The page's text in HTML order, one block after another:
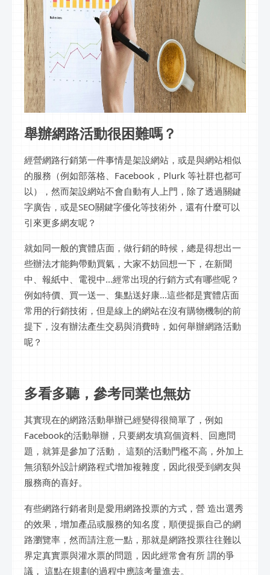
舉辦網路活動很困難嗎？
經營網路行銷第一件事情是架設網站，或是與網站相似
的服務（例如部落格、Facebook，Plurk 等社群也都可
以），然而架設網站不會自動有人上門，除了透過關鍵
字廣告，或是SEO關鍵字優化等技術外，還有什麼可以
引來更多網友呢？
就如同一般的實體店面，做行銷的時候，總是得想出一
些辦法才能夠帶動買氣，大家不妨回想一下，在新聞
中、報紙中、電視中...經常出現的行銷方式有哪些呢？
例如特價、買一送一、集點送好康...這些都是實體店面
常用的行銷技術，但是線上的網站在沒有購物機制的前
提下，沒有辦法產生交易與消費時，如何舉辦網路活動
呢？
多看多聽，參考同業也無妨
其實現在的網路活動舉辦已經變得很簡單了，例如
Facebook的活動舉辦，只要網友填寫個資料、回應問
題，就算是參加了活動， 這類的活動門檻不高，外加上
無須額外設計網路程式增加複雜度，因此很受到網友與
服務商的喜好。
有些網路行銷者則是愛用網路投票的方式，營 造出選秀
的效果，增加產品或服務的知名度，順便提振自己的網
路瀏覽率，然而請注意一點，那就是網路投票往往難以
界定真實票與灌水票的問題，因此經常會有所 謂的爭
議， 這點在規劃的過程中應該考量進去。